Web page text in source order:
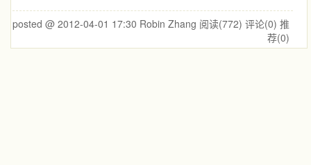
posted @ 2012-04-01 17:30 Robin Zhang 阅读(772) 评论(0) 推
荐(0)